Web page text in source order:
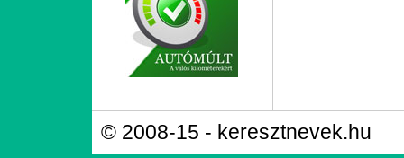
© 2008-15 - keresztnevek.hu